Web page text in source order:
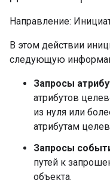
Направление:
В этом действии
следующую
Запросы
атрибутов
из нуля или
атрибутам
Запросы
путей к
объекта.